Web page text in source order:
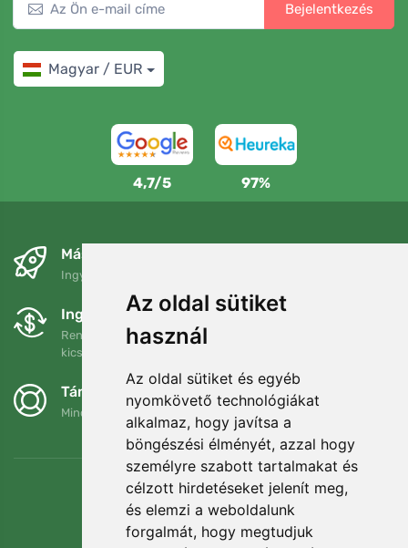
Az oldal sütiket
használ
Az oldal sütiket és egyéb
nyomkövető technológiákat
alkalmaz, hogy javítsa a
böngészési élményét, azzal hogy
személyre szabott tartalmakat és
célzott hirdetéseket jelenít meg,
és elemzi a weboldalunk
forgalmát, hogy megtudjuk
Bejelentkezés
Magyar / EUR
4,7/5 97%
Másnapra és ingyenesen
Ingyenes szállítás a következő összeg felett: 80 EUR
Ingyenes csere és visszaküldés
Rendelését 90 napon belül bármikor visszaküldheti vagy
kicserélheti.
Támogatjuk a Trees.org-ot
Minden megrendelésért ültetünk egy fát! Bővebben